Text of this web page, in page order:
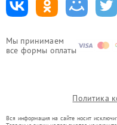
Мы принимаем
все формы оплаты
Политика
Вся информация на сайте носит